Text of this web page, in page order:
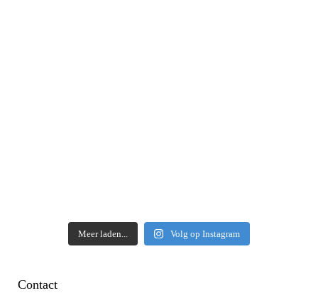
Meer laden... Volg op Instagram
Contact